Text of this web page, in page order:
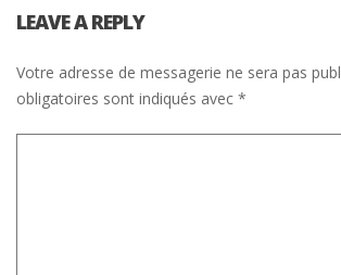
LEAVE A REPLY
Votre adresse de messagerie ne sera pas
obligatoires sont indiqués avec *